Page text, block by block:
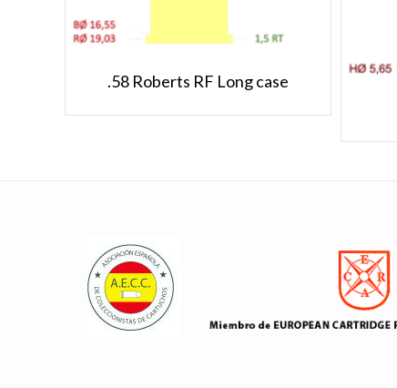
.58 Roberts RF Long case